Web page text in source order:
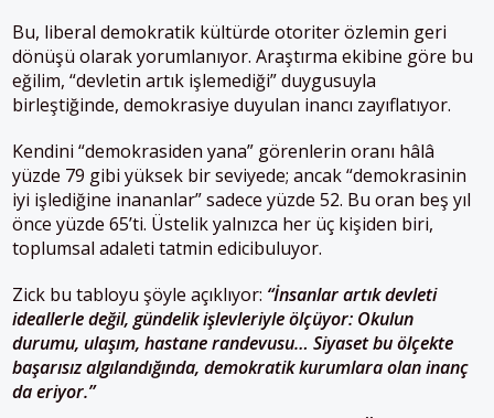
Bu, liberal demokratik kültürde otoriter özlemin geri
dönüşü olarak yorumlanıyor. Araştırma ekibine göre bu
eğilim, “devletin artık işlemediği” duygusuyla
birleştiğinde, demokrasiye duyulan inancı zayıflatıyor.
Kendini “demokrasiden yana” görenlerin oranı hâlâ
yüzde 79 gibi yüksek bir seviyede; ancak “demokrasinin
iyi işlediğine inananlar” sadece yüzde 52. Bu oran beş yıl
önce yüzde 65’ti. Üstelik yalnızca her üç kişiden biri,
toplumsal adaleti tatmin edicibuluyor.
Zick bu tabloyu şöyle açıklıyor: “İnsanlar artık devleti
ideallerle değil, gündelik işlevleriyle ölçüyor: Okulun
durumu, ulaşım, hastane randevusu… Siyaset bu ölçekte
başarısız algılandığında, demokratik kurumlara olan inanç
da eriyor.”